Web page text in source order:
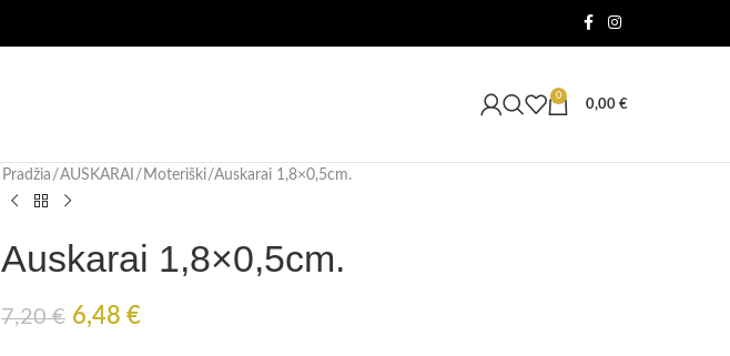
0
0,00 €
Pradžia AUSKARAI Moteriški Auskarai 1,8×0,5cm.
Auskarai 1,8×0,5cm.
7,20€ 6,48 €